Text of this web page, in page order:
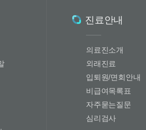
진료안내
의료진소개
외래진료
입퇴원/면회안내
비급여목록표
자주묻는질문
심리검사